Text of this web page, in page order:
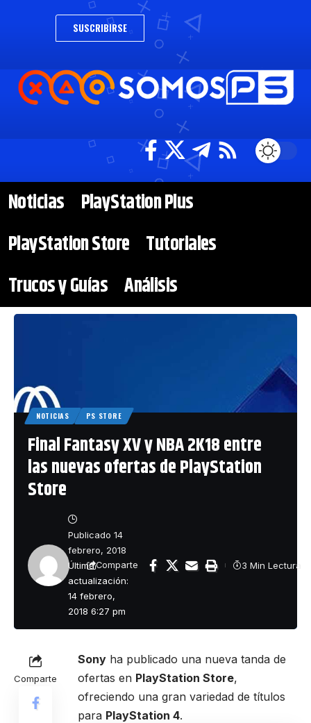
SUSCRIBIRSE
Noticias
PlayStation Plus
PlayStation Store Tutoriales
Trucos y Guías Análisis
NOTICIAS PS STORE
Final Fantasy XV y NBA 2K18 entre
las nuevas ofertas de PlayStation
Store
Última
actualización:
14 febrero,
2018 6:27 pm
Publicado 14
febrero, 2018
Comparte 3 Min Lectura
Comparte
Sony ha publicado una nueva tanda de
ofertas en PlayStation Store,
ofreciendo una gran variedad de títulos
para PlayStation 4.